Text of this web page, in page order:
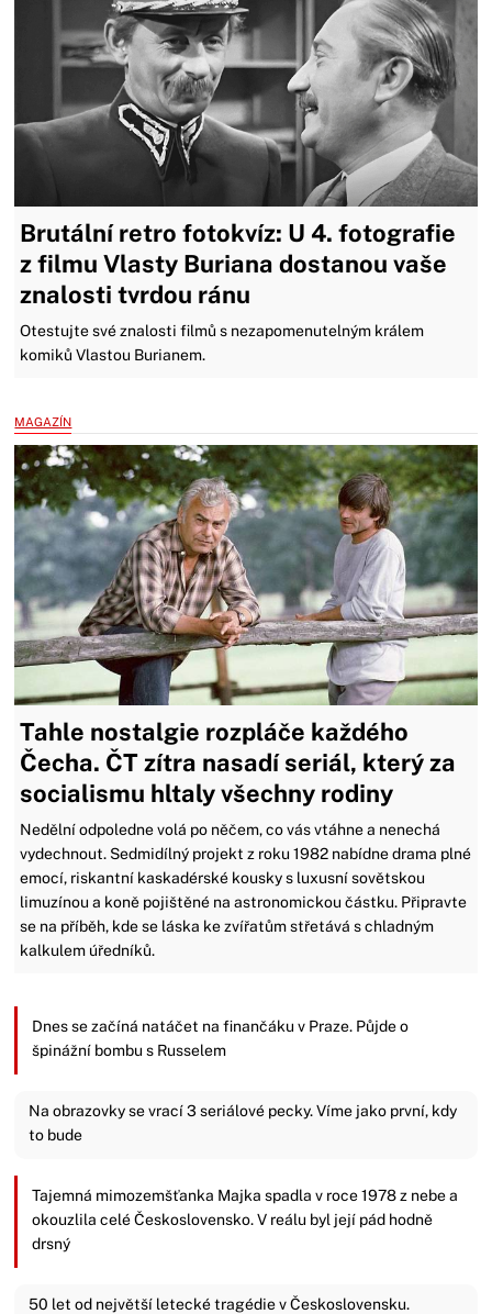
Brutální retro fotokvíz: U 4. fotografie
z filmu Vlasty Buriana dostanou vaše
znalosti tvrdou ránu
Otestujte své znalosti filmů s nezapomenutelným králem
komiků Vlastou Burianem.
MAGAZÍN
Tahle nostalgie rozpláče každého
Čecha. ČT zítra nasadí seriál, který za
socialismu hltaly všechny rodiny
Nedělní odpoledne volá po něčem, co vás vtáhne a nenechá
vydechnout. Sedmidílný projekt z roku 1982 nabídne drama plné
emocí, riskantní kaskadérské kousky s luxusní sovětskou
limuzínou a koně pojištěné na astronomickou částku. Připravte
se na příběh, kde se láska ke zvířatům střetává s chladným
kalkulem úředníků.
Dnes se začíná natáčet na finančáku v Praze. Půjde o
špinážní bombu s Russelem
Na obrazovky se vrací 3 seriálové pecky. Víme jako první, kdy
to bude
Tajemná mimozemšťanka Majka spadla v roce 1978 z nebe a
okouzlila celé Československo. V reálu byl její pád hodně
drsný
50 let od největší letecké tragédie v Československu.